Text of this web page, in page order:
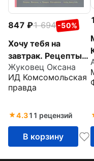
847 1 694 -50%
Хочу тебя на
завтрак. Рецепты
красивых и
здоровых
завтраков на
Жуковец Оксана
ИД Комсомольская
правда
4.311 рецензий
В корзину